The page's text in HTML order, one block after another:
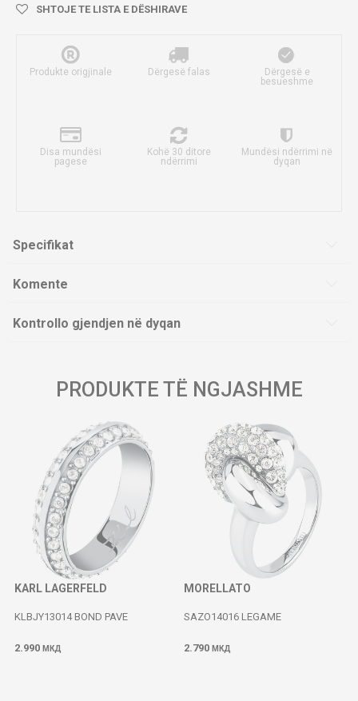
SHTOJE TE LISTA E DËSHIRAVE
Produkte origjinale Dërgesë falas
Dërgesë e
besueshme
Disa mundësi
pagese
Kohë 30 ditore
ndërrimi
Mundësi ndërrimi në
dyqan
Specifikat
Komente
Kontrollo gjendjen në dyqan
PRODUKTE TË NGJASHME
KARL LAGERFELD
KLBJY13014 BOND PAVE
2.990 МКД
MORELLATO
SAZO14016 LEGAME
2.790 МКД